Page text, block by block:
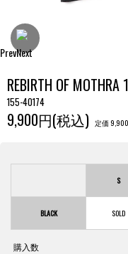
PrevNext
REBIRTH OF
155-40174
9,900円(税込) 定価
S
BLACK
購入数